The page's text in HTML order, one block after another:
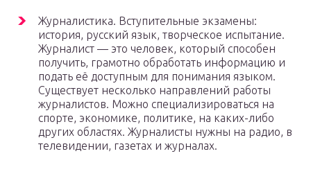
Журналистика. Вступительные экзамены:
история, русский язык, творческое испытание.
Журналист — это человек, который способен
получить, грамотно обработать информацию и
подать её доступным для понимания языком.
Существует несколько направлений работы
журналистов. Можно специализироваться на
спорте, экономике, политике, на каких-либо
других областях. Журналисты нужны на радио, в
телевидении, газетах и журналах.